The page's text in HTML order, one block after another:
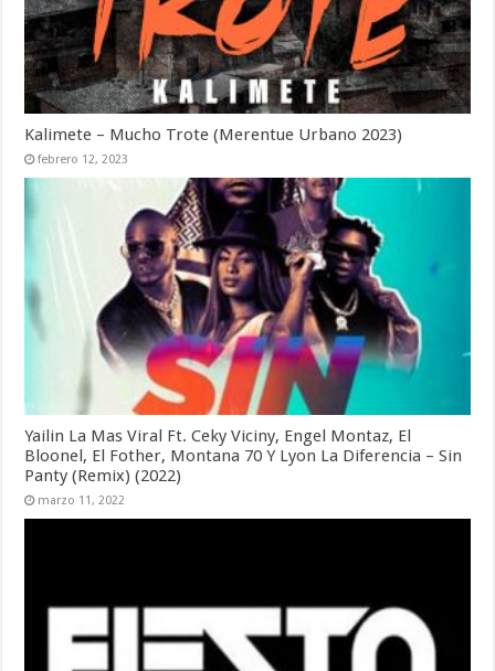
Kalimete – Mucho Trote (Merentue Urbano 2023)
febrero 12, 2023
Yailin La Mas Viral Ft. Ceky Viciny, Engel Montaz, El
Bloonel, El Fother, Montana 70 Y Lyon La Diferencia – Sin
Panty (Remix) (2022)
marzo 11, 2022